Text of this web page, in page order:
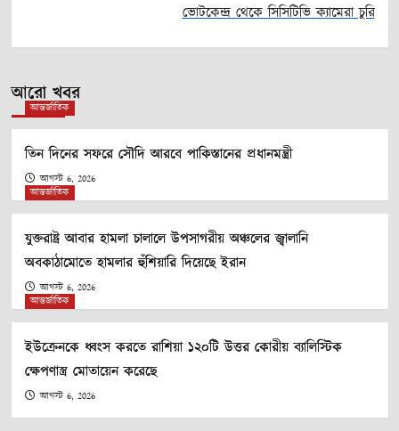
ভোটকেন্দ্র থেকে সিসিটিভি ক্যামেরা চুরি
আরো খবর
আন্তর্জাতিক
তিন দিনের সফরে সৌদি আরবে পাকিস্তানের প্রধানমন্ত্রী
আগস্ট 6, 2026
আন্তর্জাতিক
যুক্তরাষ্ট্র আবার হামলা চালালে উপসাগরীয় অঞ্চলের জ্বালানি
অবকাঠামোতে হামলার হুঁশিয়ারি দিয়েছে ইরান
আগস্ট 6, 2026
আন্তর্জাতিক
ইউক্রেনকে ধ্বংস করতে রাশিয়া ১২০টি উত্তর কোরীয় ব্যালিস্টিক
ক্ষেপণাস্ত্র মোতায়েন করেছে
আগস্ট 6, 2026